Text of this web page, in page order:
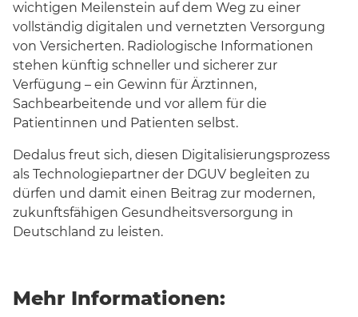
wichtigen Meilenstein auf dem Weg zu einer
vollständig digitalen und vernetzten Versorgung
von Versicherten. Radiologische Informationen
stehen künftig schneller und sicherer zur
Verfügung – ein Gewinn für Ärztinnen,
Sachbearbeitende und vor allem für die
Patientinnen und Patienten selbst.
Dedalus freut sich, diesen Digitalisierungsprozess
als Technologiepartner der DGUV begleiten zu
dürfen und damit einen Beitrag zur modernen,
zukunftsfähigen Gesundheitsversorgung in
Deutschland zu leisten.
Mehr Informationen: